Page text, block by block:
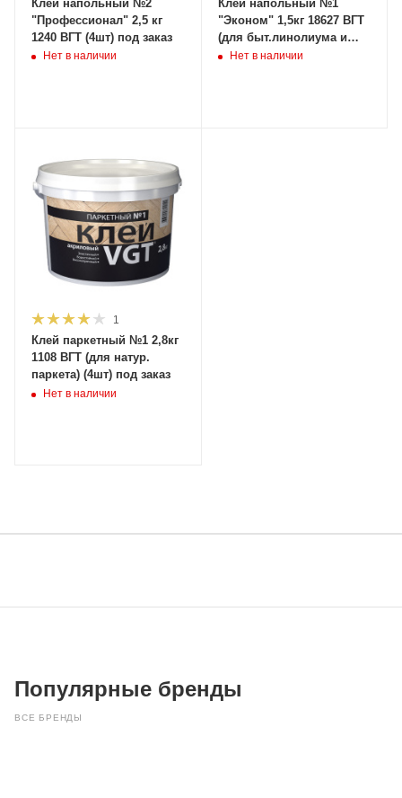
Клей напольный №2
"Профессионал" 2,5 кг
1240 ВГТ (4шт) под заказ
Нет в наличии
Клей напольный №1
"Эконом" 1,5кг 18627 ВГТ
(для быт.линолиума и
ковролина) (6шт) под
Нет в наличии
1
Клей паркетный №1 2,8кг
1108 ВГТ (для натур.
паркета) (4шт) под заказ
Нет в наличии
Популярные бренды
ВСЕ БРЕНДЫ